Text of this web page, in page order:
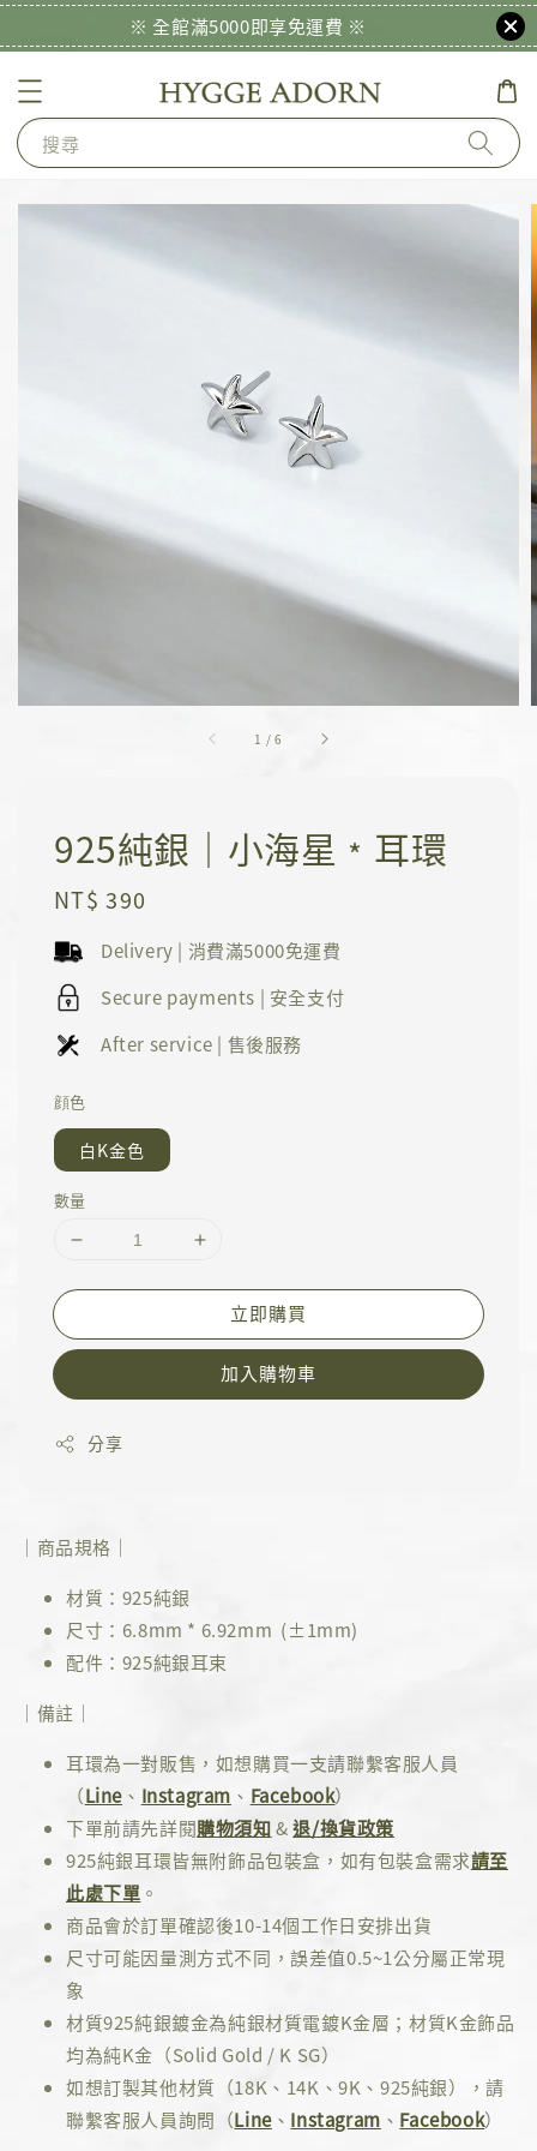
※ 全館滿5000即享免運費 ※
搜尋
1 /6
925純銀｜小海星﹡耳環
Regular
NT$ 390
Delivery | 消費滿5000免運費
Secure payments | 安全支付
After service | 售後服務
顔色
白K金色
數量
立即購買
加入購物車
分享
｜商品規格｜
材質：925純銀
尺寸：6.8mm * 6.92mm (±1mm)
配件：925純銀耳束
｜備註｜
耳環為一對販售，如想購買一支請聯繫客服人員
（Line 、 Instagram 、 Facebook）
下單前請先詳閱購物須知&退/換貨政策
925純銀耳環皆無附飾品包裝盒，如有包裝盒需求請至
此處下單 。
商品會於訂單確認後10-14個工作日安排出貨
尺寸可能因量測方式不同，誤差值0.5~1公分屬正常現
象
材質925純銀鍍金為純銀材質電鍍K金層；材質K金飾品
均為純K金（Solid Gold / K SG）
如想訂製其他材質（18K、14K、9K、925純銀），請
聯繫客服人員詢問（Line、 Instagram 、 Facebook）